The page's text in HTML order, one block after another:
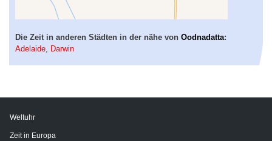
Die Zeit in anderen Städten in der nähe von Oodnadatta:
Adelaide, Darwin
Weltuhr
Zeit in Europa